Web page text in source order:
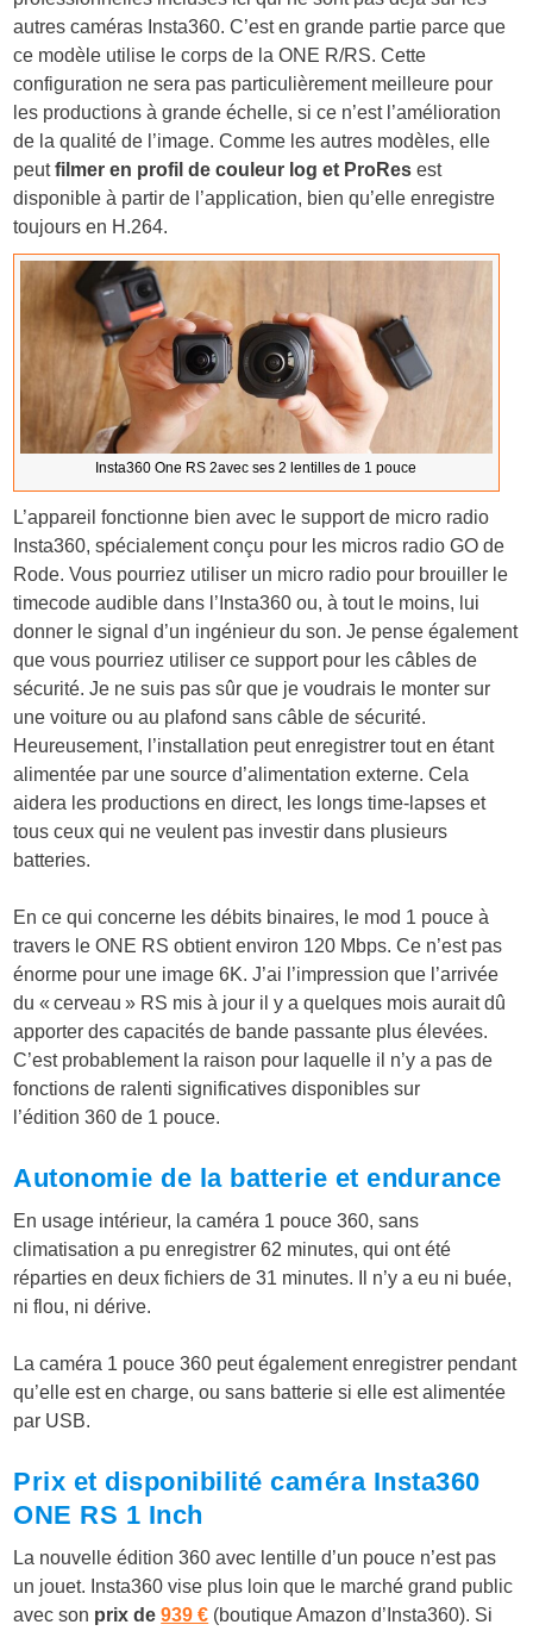
autres caméras Insta360. C’est en grande partie parce que
ce modèle utilise le corps de la ONE R/RS. Cette
configuration ne sera pas particulièrement meilleure pour
les productions à grande échelle, si ce n’est l’amélioration
de la qualité de l’image. Comme les autres modèles, elle
peutfilmer en profil de couleur log et ProRes est
disponible à partir de l’application, bien qu’elle enregistre
toujours en H.264.
Insta360 One RS 2avec ses 2 lentilles de 1 pouce
L’appareil fonctionne bien avec le support de micro radio
Insta360, spécialement conçu pour les micros radio GO de
Rode. Vous pourriez utiliser un micro radio pour brouiller le
timecode audible dans l’Insta360 ou, à tout le moins, lui
donner le signal d’un ingénieur du son. Je pense également
que vous pourriez utiliser ce support pour les câbles de
sécurité. Je ne suis pas sûr que je voudrais le monter sur
une voiture ou au plafond sans câble de sécurité.
Heureusement, l’installation peut enregistrer tout en étant
alimentée par une source d’alimentation externe. Cela
aidera les productions en direct, les longs time-lapses et
tous ceux qui ne veulent pas investir dans plusieurs
batteries.
En ce qui concerne les débits binaires, le mod 1 pouce à
travers le ONE RS obtient environ 120 Mbps. Ce n’est pas
énorme pour une image 6K. J’ai l’impression que l’arrivée
du « cerveau » RS mis à jour il y a quelques mois aurait dû
apporter des capacités de bande passante plus élevées.
C’est probablement la raison pour laquelle il n’y a pas de
fonctions de ralenti significatives disponibles sur
l’édition 360 de 1 pouce.
Autonomie de la batterie et endurance
En usage intérieur, la caméra 1 pouce 360, sans
climatisation a pu enregistrer 62 minutes, qui ont été
réparties en deux fichiers de 31 minutes. Il n’y a eu ni buée,
ni flou, ni dérive.
La caméra 1 pouce 360 peut également enregistrer pendant
qu’elle est en charge, ou sans batterie si elle est alimentée
par USB.
Prix et disponibilité caméra Insta360
ONE RS 1 Inch
La nouvelle édition 360 avec lentille d’un pouce n’est pas
un jouet. Insta360 vise plus loin que le marché grand public
avec son prix de939 € (boutique Amazon d’Insta360). Si